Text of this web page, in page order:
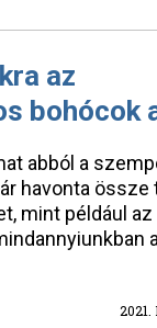
az
bohócok
abból a
havonta össze
mint például az
2021.